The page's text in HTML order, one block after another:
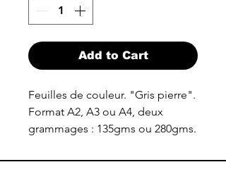
Add to Cart
Feuilles de couleur. "Gris pierre".
Format A2, A3 ou A4, deux
grammages : 135gms ou 280gms.